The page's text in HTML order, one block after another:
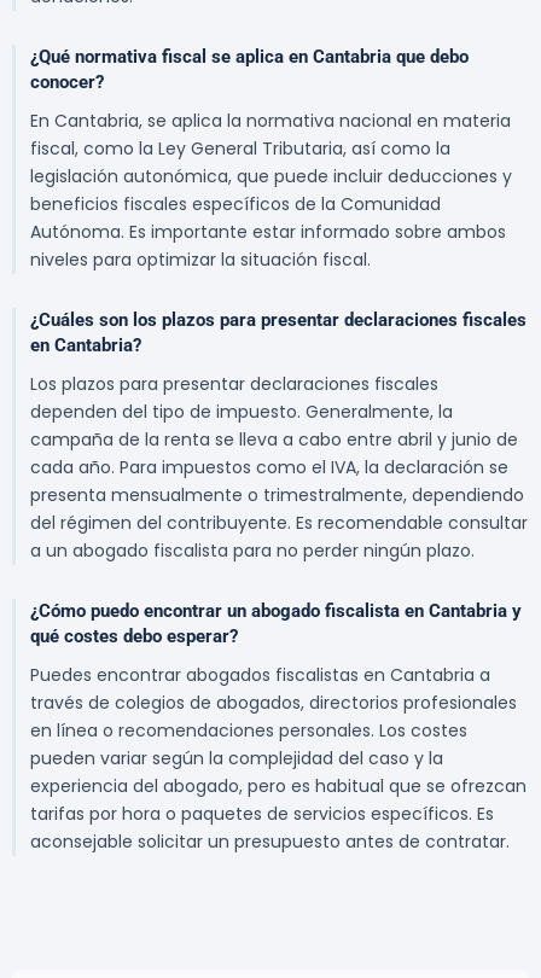
¿Qué normativa fiscal se aplica en Cantabria que debo
conocer?
En Cantabria, se aplica la normativa nacional en materia
fiscal, como la Ley General Tributaria, así como la
legislación autonómica, que puede incluir deducciones y
beneficios fiscales específicos de la Comunidad
Autónoma. Es importante estar informado sobre ambos
niveles para optimizar la situación fiscal.
¿Cuáles son los plazos para presentar declaraciones fiscales
en Cantabria?
Los plazos para presentar declaraciones fiscales
dependen del tipo de impuesto. Generalmente, la
campaña de la renta se lleva a cabo entre abril y junio de
cada año. Para impuestos como el IVA, la declaración se
presenta mensualmente o trimestralmente, dependiendo
del régimen del contribuyente. Es recomendable consultar
a un abogado fiscalista para no perder ningún plazo.
¿Cómo puedo encontrar un abogado fiscalista en Cantabria y
qué costes debo esperar?
Puedes encontrar abogados fiscalistas en Cantabria a
través de colegios de abogados, directorios profesionales
en línea o recomendaciones personales. Los costes
pueden variar según la complejidad del caso y la
experiencia del abogado, pero es habitual que se ofrezcan
tarifas por hora o paquetes de servicios específicos. Es
aconsejable solicitar un presupuesto antes de contratar.